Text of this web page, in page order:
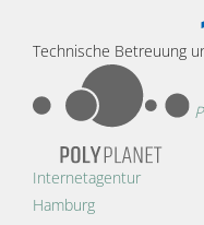
Technische Betreuung
Internetagentur
Hamburg